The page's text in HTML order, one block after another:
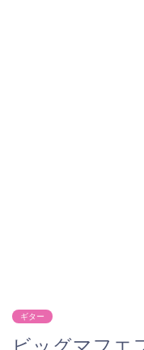
ギター
ビッグマフエ